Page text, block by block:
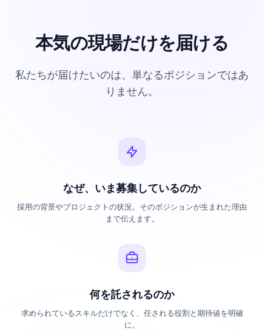
本気の現場だけを届ける
私たちが届けたいのは、単なるポジションではあ
りません。
なぜ、いま募集しているのか
採用の背景やプロジェクトの状況。そのポジションが生まれた理由
まで伝えます。
何を託されるのか
求められているスキルだけでなく、任される役割と期待値を明確
に。